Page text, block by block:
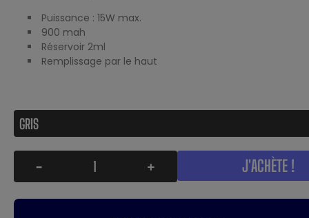
Puissance : 15W max.
900 mah
Réservoir 2ml
Remplissage par le haut
- + J'ACHÈTE !